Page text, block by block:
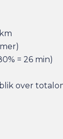
= 26 min)
over
aftale